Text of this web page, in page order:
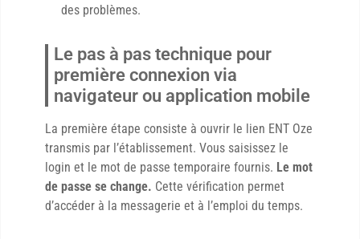
des problèmes.
Le pas à pas technique pour
première connexion via
navigateur ou application mobile
La première étape consiste à ouvrir le lien ENT Oze
transmis par l’établissement. Vous saisissez le
login et le mot de passe temporaire fournis. Le mot
de passe se change. Cette vérification permet
d’accéder à la messagerie et à l’emploi du temps.